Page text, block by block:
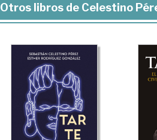
Otros libros de Celestino